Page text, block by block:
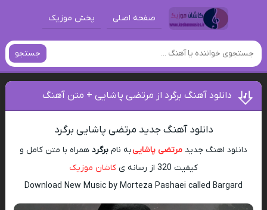
صفحه اصلی پخش موزیک
جستجو
دانلود آهنگ برگرد از مرتضی پاشایی + متن آهنگ
دانلود آهنگ جدید مرتضی پاشایی برگرد
دانلود اهنگ جدید مرتضی پاشاییبه نام برگرد همراه با متن کامل و
کیفیت 320 از رسانه ی
کاشان موزیک
Download New Music by Morteza Pashaei called Bargard